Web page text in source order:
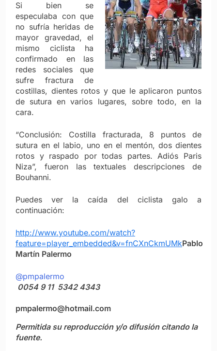
Si bien se
especulaba con que
no sufría heridas de
mayor gravedad, el
mismo ciclista ha
confirmado en las
redes sociales que
sufre fractura de
costillas, dientes rotos y que le aplicaron puntos
de sutura en varios lugares, sobre todo, en la
cara.
“Conclusión: Costilla fracturada, 8 puntos de
sutura en el labio, uno en el mentón, dos dientes
rotos y raspado por todas partes. Adiós Paris
Niza”, fueron las textuales descripciones de
Bouhanni.
Puedes ver la caída del ciclista galo a
continuación:
http://www.youtube.com/watch?
feature=player_embedded&v=fnCXnCkmUMkPablo
Martín Palermo
@pmpalermo
0054 9 11 5342 4343
pmpalermo@hotmail.com
Permitida su reproducción y/o difusión citando la
fuente.